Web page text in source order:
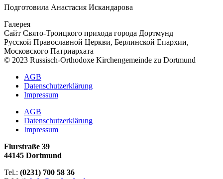
Подготовила Анастасия Искандарова
Галерея
Сайт Свято-Троицкого прихода города Дортмунд
Русской Православной Церкви, Берлинской Епархии,
Московского Патриархата
© 2023 Russisch-Orthodoxe Kirchengemeinde zu Dortmund
АGB
Datenschutzerklärung
Impressum
АGB
Datenschutzerklärung
Impressum
Flurstraße 39
44145 Dortmund
Tel.: (0231) 700 58 36